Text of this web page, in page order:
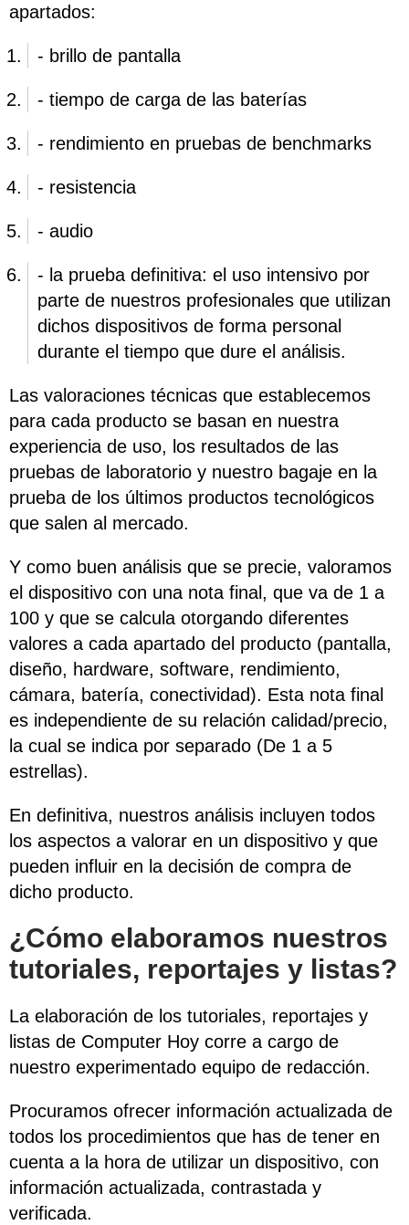
apartados:
- brillo de pantalla
- tiempo de carga de las baterías
- rendimiento en pruebas de benchmarks
- resistencia
- audio
- la prueba definitiva: el uso intensivo por
parte de nuestros profesionales que utilizan
dichos dispositivos de forma personal
durante el tiempo que dure el análisis.
Las valoraciones técnicas que establecemos
para cada producto se basan en nuestra
experiencia de uso, los resultados de las
pruebas de laboratorio y nuestro bagaje en la
prueba de los últimos productos tecnológicos
que salen al mercado.
Y como buen análisis que se precie, valoramos
el dispositivo con una nota final, que va de 1 a
100 y que se calcula otorgando diferentes
valores a cada apartado del producto (pantalla,
diseño, hardware, software, rendimiento,
cámara, batería, conectividad). Esta nota final
es independiente de su relación calidad/precio,
la cual se indica por separado (De 1 a 5
estrellas).
En definitiva, nuestros análisis incluyen todos
los aspectos a valorar en un dispositivo y que
pueden influir en la decisión de compra de
dicho producto.
¿Cómo elaboramos nuestros
tutoriales, reportajes y listas?
La elaboración de los tutoriales, reportajes y
listas de Computer Hoy corre a cargo de
nuestro experimentado equipo de redacción.
Procuramos ofrecer información actualizada de
todos los procedimientos que has de tener en
cuenta a la hora de utilizar un dispositivo, con
información actualizada, contrastada y
verificada.